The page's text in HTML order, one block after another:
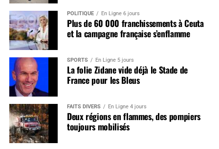
POLITIQUE En Ligne 6 jours
Plus de 60 000 franchissements à Ceuta
et la campagne française s’enflamme
SPORTS En Ligne 5 jours
La folie Zidane vide déjà le Stade de
France pour les Bleus
FAITS DIVERS En Ligne 4 jours
Deux régions en flammes, des pompiers
toujours mobilisés